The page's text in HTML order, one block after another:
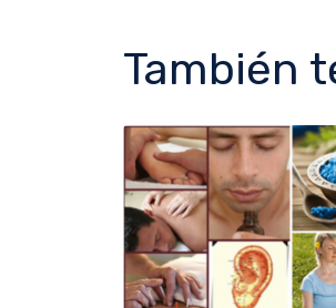
También